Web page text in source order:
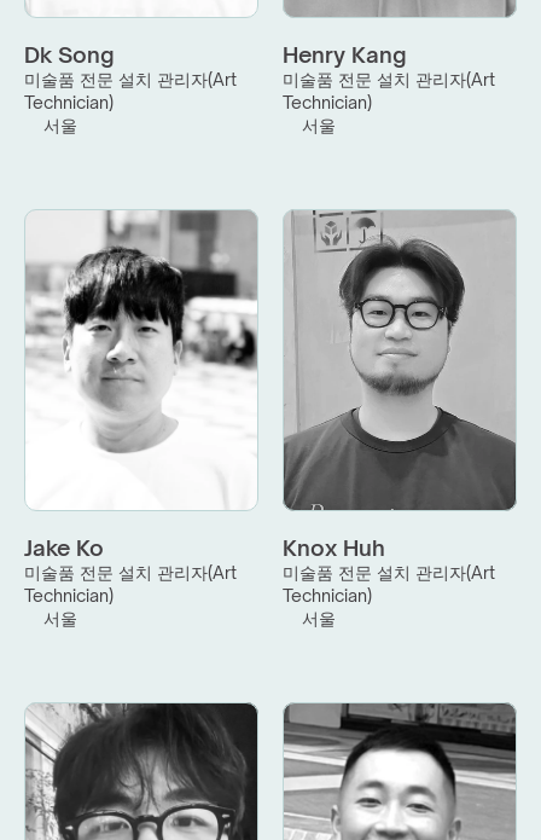
Dk Song
미술품 전문 설치 관리자(Art
Technician)
서울
Henry Kang
미술품 전문 설치 관리자(Art
Technician)
서울
Jake Ko
미술품 전문 설치 관리자(Art
Technician)
서울
Knox Huh
미술품 전문 설치 관리자(Art
Technician)
서울